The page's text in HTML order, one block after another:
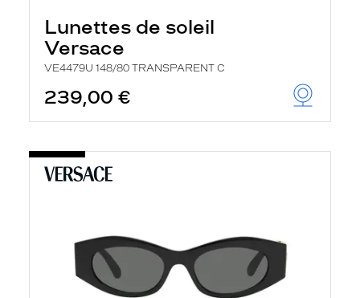
Lunettes de soleil
Versace
VE4479U 148/80 TRANSPARENT C
239,00 €